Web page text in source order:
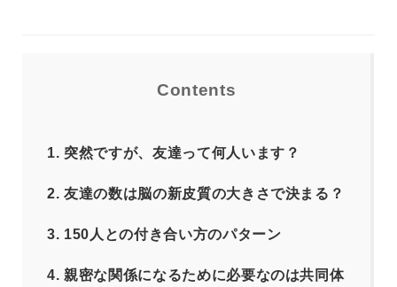
Contents
1. 突然ですが、友達って何人います？
2. 友達の数は脳の新皮質の大きさで決まる？
3. 150人との付き合い方のパターン
4. 親密な関係になるために必要なのは共同体